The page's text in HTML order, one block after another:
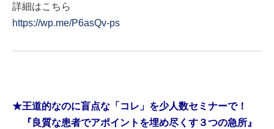
詳細はこちら
https://wp.me/P6asQv-ps
★王道的なのに盲点な「コレ」を少人数セミナーで！
『良質な患者でアポイントを埋め尽くす３つの急所』